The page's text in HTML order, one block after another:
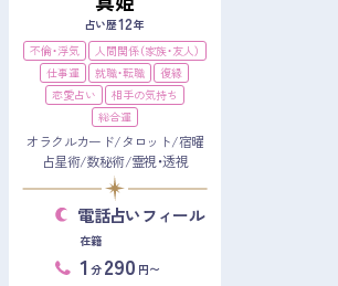
占い歴12年
不倫・浮気
人間関係（家族・友人）
仕事運
就職・転職
復縁
恋愛占い
相手の気持ち
総合運
オラクルカード/タロット/宿曜
占星術/数秘術/霊視・透視
電話占いフィール
在籍
1 分 290 円〜